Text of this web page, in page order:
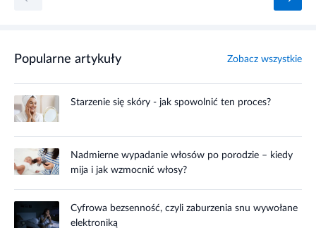
Popularne artykuły Zobacz wszystkie
Starzenie się skóry - jak spowolnić ten proces?
Nadmierne wypadanie włosów po porodzie – kiedy
mija i jak wzmocnić włosy?
Cyfrowa bezsenność, czyli zaburzenia snu wywołane
elektroniką